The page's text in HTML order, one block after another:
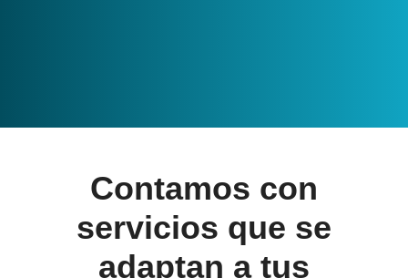
Contamos con
servicios que se
adaptan a tus